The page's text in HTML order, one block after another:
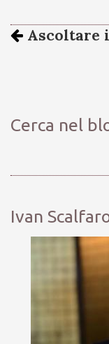
Ascoltare
Cerca nel
Ivan